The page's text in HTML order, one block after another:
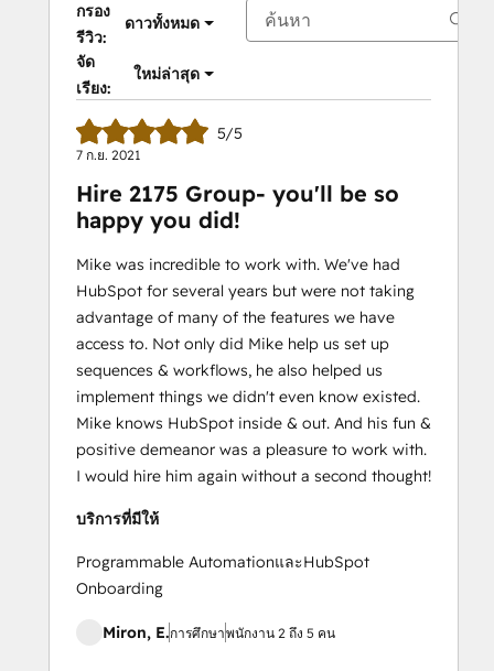
กรอง
รีวิว:
ดาวทั้งหมด
จัด
เรียง:
ใหม่ล่าสุด
5/5
7 ก.ย. 2021
Hire 2175 Group- you'll be so
happy you did!
Mike was incredible to work with. We've had
HubSpot for several years but were not taking
advantage of many of the features we have
access to. Not only did Mike help us set up
sequences & workflows, he also helped us
implement things we didn't even know existed.
Mike knows HubSpot inside & out. And his fun &
positive demeanor was a pleasure to work with.
I would hire him again without a second thought!
บริการที่มีให้
Programmable AutomationและHubSpot
Onboarding
Miron, E.การศึกษาพนักงาน 2 ถึง 5 คน